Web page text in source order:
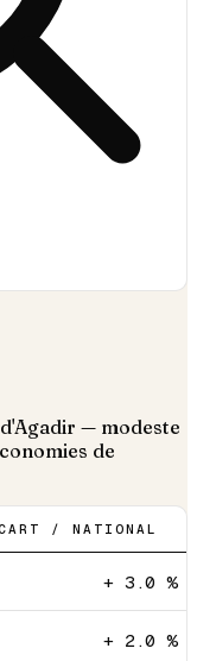
— modeste
de
/ NATIONAL
+ 3.0 %
+ 2.0 %